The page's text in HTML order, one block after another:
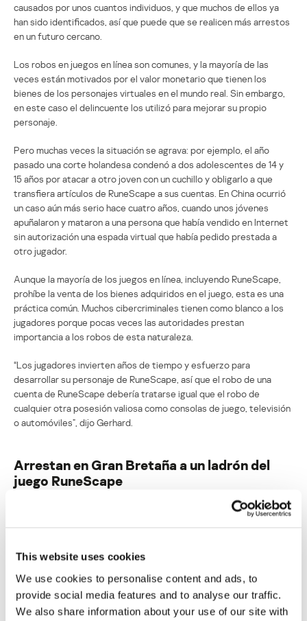
This website uses cookies
We use cookies to personalise content and ads, to
provide social media features and to analyse our traffic.
We also share information about your use of our site with
causados por unos cuantos individuos, y que muchos de ellos ya
han sido identificados, así que puede que se realicen más arrestos
en un futuro cercano.
Los robos en juegos en línea son comunes, y la mayoría de las
veces están motivados por el valor monetario que tienen los
bienes de los personajes virtuales en el mundo real. Sin embargo,
en este caso el delincuente los utilizó para mejorar su propio
personaje.
Pero muchas veces la situación se agrava: por ejemplo, el año
pasado una corte holandesa condenó a dos adolescentes de 14 y
15 años por atacar a otro joven con un cuchillo y obligarlo a que
transfiera artículos de RuneScape a sus cuentas. En China ocurrió
un caso aún más serio hace cuatro años, cuando unos jóvenes
apuñalaron y mataron a una persona que había vendido en Internet
sin autorización una espada virtual que había pedido prestada a
otro jugador.
Aunque la mayoría de los juegos en línea, incluyendo RuneScape,
prohíbe la venta de los bienes adquiridos en el juego, esta es una
práctica común. Muchos cibercriminales tienen como blanco a los
jugadores porque pocas veces las autoridades prestan
importancia a los robos de esta naturaleza.
“Los jugadores invierten años de tiempo y esfuerzo para
desarrollar su personaje de RuneScape, así que el robo de una
cuenta de RuneScape debería tratarse igual que el robo de
cualquier otra posesión valiosa como consolas de juego, televisión
o automóviles”, dijo Gerhard.
Arrestan en Gran Bretaña a un ladrón del
juego RuneScape
Su dirección de correo electrónico no será publicada. Los